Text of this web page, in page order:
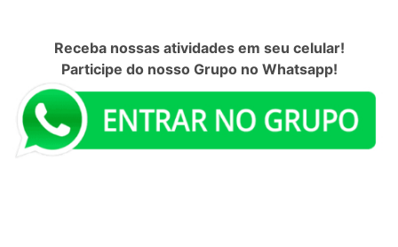
Receba nossas atividades em seu celular!
Participe do nosso Grupo no Whatsapp!